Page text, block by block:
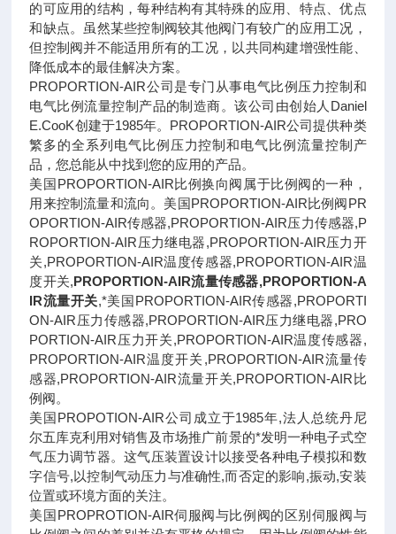
的可应用的结构，每种结构有其特殊的应用、特点、优点
和缺点。虽然某些控制阀较其他阀门有较广的应用工况，
但控制阀并不能适用所有的工况，以共同构建增强性能、
降低成本的最佳解决方案。
PROPORTION-AIR公司是专门从事电气比例压力控制和
电气比例流量控制产品的制造商。该公司由创始人Daniel
E.CooK创建于1985年。PROPORTION-AIR公司提供种类
繁多的全系列电气比例压力控制和电气比例流量控制产
品，您总能从中找到您的应用的产品。
美国PROPORTION-AIR比例换向阀属于比例阀的一种，
用来控制流量和流向。美国PROPORTION-AIR比例阀PR
OPORTION-AIR传感器,PROPORTION-AIR压力传感器,P
ROPORTION-AIR压力继电器,PROPORTION-AIR压力开
关,PROPORTION-AIR温度传感器,PROPORTION-AIR温
度开关,PROPORTION-AIR流量传感器,PROPORTION-A
IR流量开关,*美国PROPORTION-AIR传感器,PROPORTI
ON-AIR压力传感器,PROPORTION-AIR压力继电器,PRO
PORTION-AIR压力开关,PROPORTION-AIR温度传感器,
PROPORTION-AIR温度开关,PROPORTION-AIR流量传
感器,PROPORTION-AIR流量开关,PROPORTION-AIR比
例阀。
美国PROPOTION-AIR公司成立于1985年,法人总统丹尼
尔五库克利用对销售及市场推广前景的*发明一种电子式空
气压力调节器。这气压装置设计以接受各种电子模拟和数
字信号,以控制气动压力与准确性,而否定的影响,振动,安装
位置或环境方面的关注。
美国PROPROTION-AIR伺服阀与比例阀的区别伺服阀与